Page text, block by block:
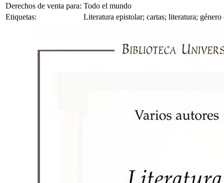
Derechos de venta para: Todo el mundo
Etiquetas:
Literatura epistolar; cartas; literatura;